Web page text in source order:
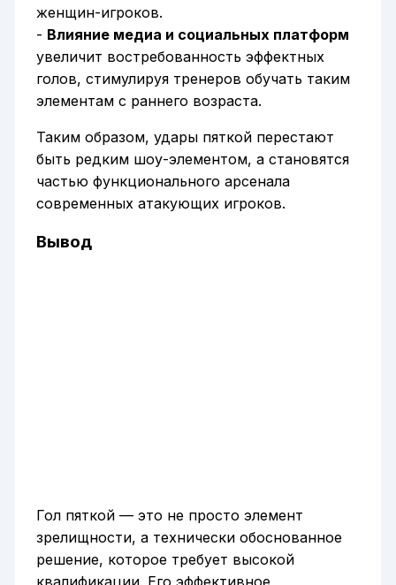
женщин-игроков.
- Влияние медиа и социальных платформ
увеличит востребованность эффектных
голов, стимулируя тренеров обучать таким
элементам с раннего возраста.
Таким образом, удары пяткой перестают
быть редким шоу-элементом, а становятся
частью функционального арсенала
современных атакующих игроков.
Вывод
Гол пяткой — это не просто элемент
зрелищности, а технически обоснованное
решение, которое требует высокой